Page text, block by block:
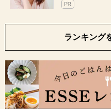
PR
ランキング